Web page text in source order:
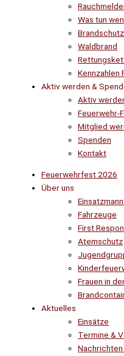
Was tun
Waldbrand
Kennzahlen
Aktiv werden &
Aktiv
Feuerwehr-
Mitglied
Spenden
Kontakt
Feuerwehrfest 2026
Über uns
Fahrzeuge
First
Atemschutz
Frauen in
Aktuelles
Einsätze
Termine &
Nachrichten